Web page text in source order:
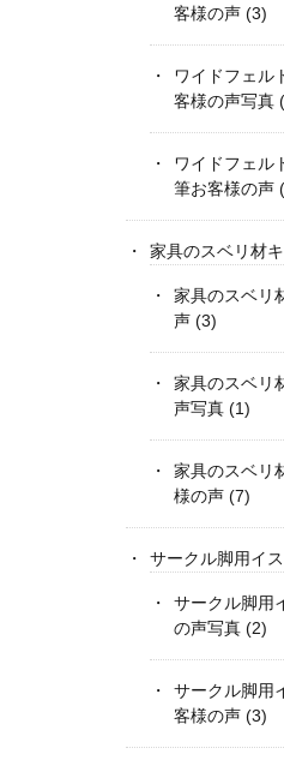
客様の声(3)
ワイドフェル
客様の声写真
ワイドフェル
筆お客様の声
家具のスベリ材
家具のスベリ
声(3)
家具のスベリ
声写真(1)
家具のスベリ
様の声(7)
サークル脚用イ
サークル脚用
の声写真(2)
サークル脚用
客様の声(3)